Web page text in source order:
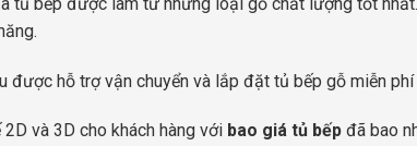
được hỗ trợ vận chuyển và lắp đặt tủ bếp gỗ miễn phí
và 3D cho khách hàng với bao giá tủ bếp đã bao